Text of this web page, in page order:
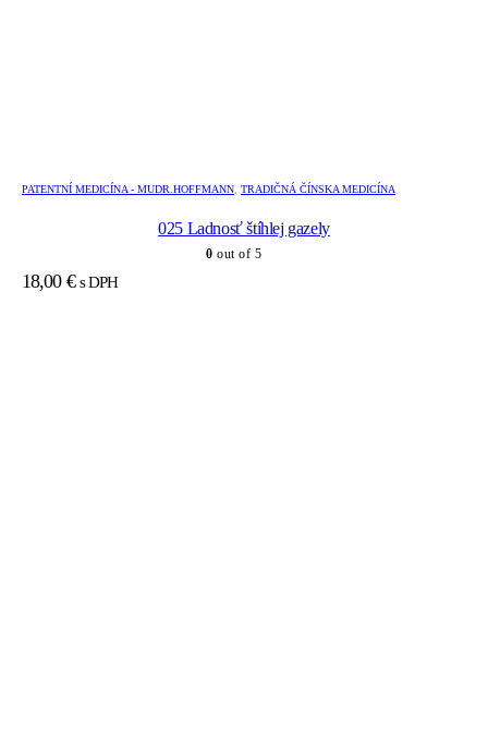
PATENTNÍ MEDICÍNA - MUDR.HOFFMANN, TRADIČNÁ ČÍNSKA MEDICÍNA
025 Ladnosť štíhlej gazely
0 out of 5
18,00 € s DPH